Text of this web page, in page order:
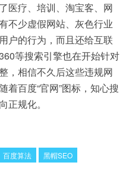
医疗、培训、淘宝客、网
不少虚假网站、灰色行业
户的行为，而且还给互联
等搜索引擎也在开始针对
，相信不久后这些违规网
着百度“官网”图标，知心搜
正规化。
百度算法 黑帽SEO